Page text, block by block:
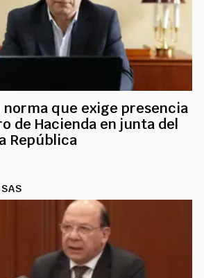
norma que exige presencia
de Hacienda en junta del
República